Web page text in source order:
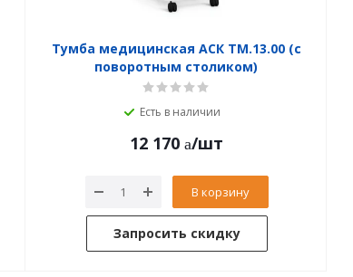
Тумба медицинская АСК ТМ.13.00 (с
поворотным столиком)
Есть в наличии
12 170 /шт
В корзину
Запросить скидку